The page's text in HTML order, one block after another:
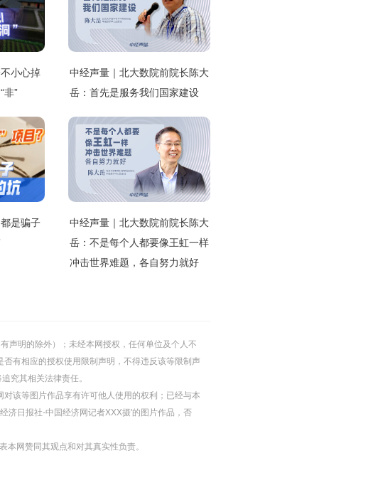
小心掉
非”
中经声量｜北大数院前院长陈大
岳：首先是服务我们国家建设
是骗子
中经声量｜北大数院前院长陈大
岳：不是每个人都要像王虹一样
冲击世界难题，各自努力就好
声明的除外）；未经本网授权，任何单位及个人不
有相应的授权使用限制声明，不得违反该等限制声
究其相关法律责任。
该等图片作品享有许可他人使用的权利；已经与本
济日报社-中国经济网记者XXX摄'的图片作品，否
网赞同其观点和对其真实性负责。